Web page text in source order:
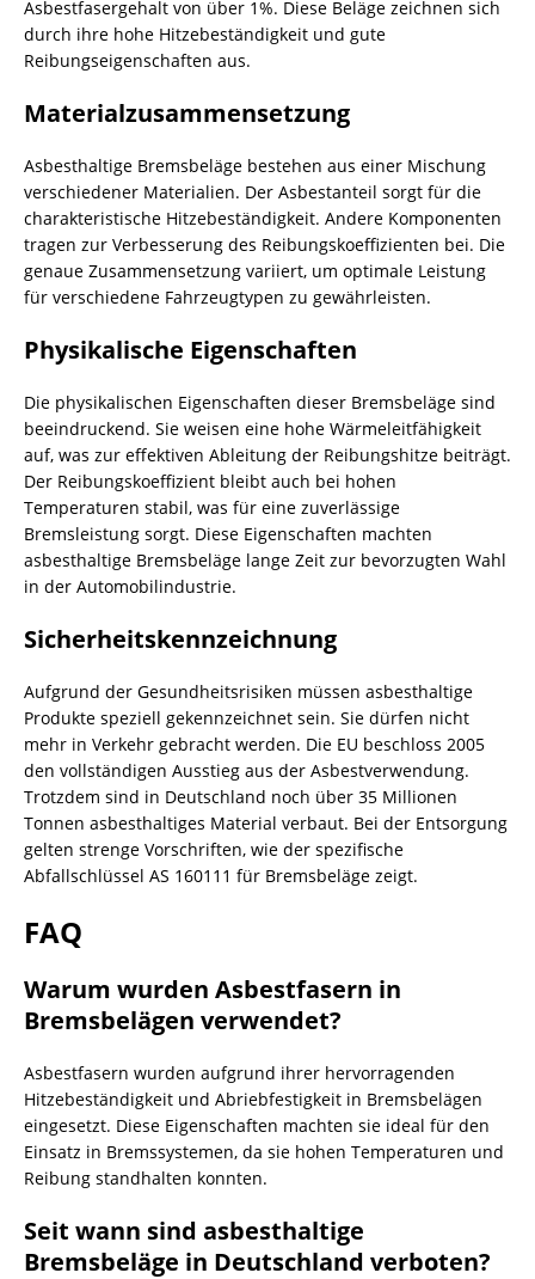
Asbestfasergehalt von über 1%. Diese Beläge zeichnen sich
durch ihre hohe Hitzebeständigkeit und gute
Reibungseigenschaften aus.
Materialzusammensetzung
Asbesthaltige Bremsbeläge bestehen aus einer Mischung
verschiedener Materialien. Der Asbestanteil sorgt für die
charakteristische Hitzebeständigkeit. Andere Komponenten
tragen zur Verbesserung des Reibungskoeffizienten bei. Die
genaue Zusammensetzung variiert, um optimale Leistung
für verschiedene Fahrzeugtypen zu gewährleisten.
Physikalische Eigenschaften
Die physikalischen Eigenschaften dieser Bremsbeläge sind
beeindruckend. Sie weisen eine hohe Wärmeleitfähigkeit
auf, was zur effektiven Ableitung der Reibungshitze beiträgt.
Der Reibungskoeffizient bleibt auch bei hohen
Temperaturen stabil, was für eine zuverlässige
Bremsleistung sorgt. Diese Eigenschaften machten
asbesthaltige Bremsbeläge lange Zeit zur bevorzugten Wahl
in der Automobilindustrie.
Sicherheitskennzeichnung
Aufgrund der Gesundheitsrisiken müssen asbesthaltige
Produkte speziell gekennzeichnet sein. Sie dürfen nicht
mehr in Verkehr gebracht werden. Die EU beschloss 2005
den vollständigen Ausstieg aus der Asbestverwendung.
Trotzdem sind in Deutschland noch über 35 Millionen
Tonnen asbesthaltiges Material verbaut. Bei der Entsorgung
gelten strenge Vorschriften, wie der spezifische
Abfallschlüssel AS 160111 für Bremsbeläge zeigt.
FAQ
Warum wurden Asbestfasern in
Bremsbelägen verwendet?
Asbestfasern wurden aufgrund ihrer hervorragenden
Hitzebeständigkeit und Abriebfestigkeit in Bremsbelägen
eingesetzt. Diese Eigenschaften machten sie ideal für den
Einsatz in Bremssystemen, da sie hohen Temperaturen und
Reibung standhalten konnten.
Seit wann sind asbesthaltige
Bremsbeläge in Deutschland verboten?